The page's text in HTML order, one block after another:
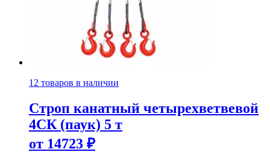
12 товаров в наличии
Строп канатный четырехветвевой
4СК (паук) 5 т
от 14723 ₽